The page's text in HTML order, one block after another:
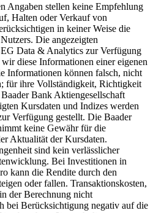
Angaben stellen keine Empfehlung
Halten oder Verkauf von
in keiner Weise die
Die angezeigten
Data & Analytics zur Verfügung
diese Informationen einer eigenen
Informationen können falsch, nicht
für ihre Vollständigkeit, Richtigkeit
Bank Aktiengesellschaft
Kursdaten und Indizes werden
Verfügung gestellt. Die Baader
keine Gewähr für die
Aktualität der Kursdaten.
sind kein verlässlicher
Bei Investitionen in
kann die Rendite durch den
oder fallen. Transaktionskosten,
der Berechnung nicht
bei Berücksichtigung negativ auf die